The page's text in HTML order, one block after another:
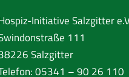
Initiative Salzgitter
111
Salzgitter
05341 – 90 26 110